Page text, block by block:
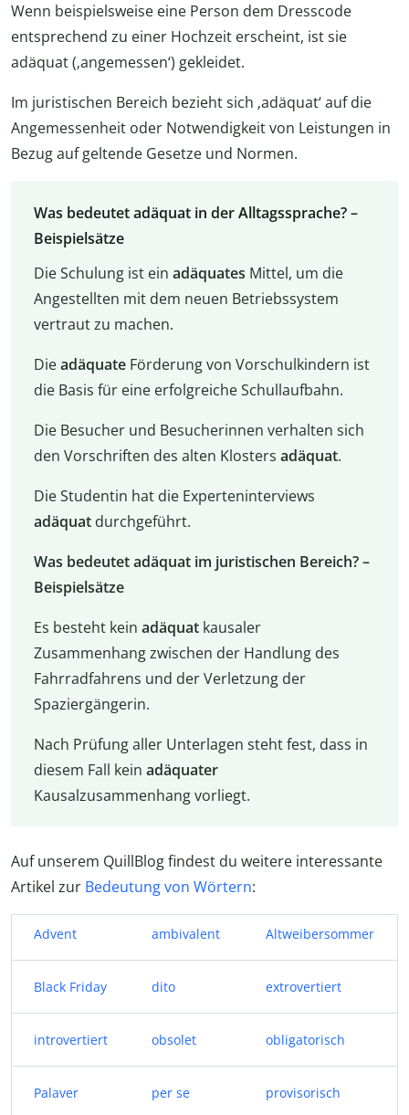
Wenn beispielsweise eine Person dem Dresscode
entsprechend zu einer Hochzeit erscheint, ist sie
adäquat (‚angemessen‘) gekleidet.
Im juristischen Bereich bezieht sich ‚adäquat‘ auf die
Angemessenheit oder Notwendigkeit von Leistungen in
Bezug auf geltende Gesetze und Normen.
Was bedeutet adäquat in der Alltagssprache? –
Beispielsätze
Die Schulung ist ein adäquates Mittel, um die
Angestellten mit dem neuen Betriebssystem
vertraut zu machen.
DieadäquateFörderung von Vorschulkindern ist
die Basis für eine erfolgreiche Schullaufbahn.
Die Besucher und Besucherinnen verhalten sich
den Vorschriften des alten Klosters adäquat.
Die Studentin hat die Experteninterviews
adäquatdurchgeführt.
Was bedeutet adäquat im juristischen Bereich? –
Beispielsätze
Es besteht kein adäquat kausaler
Zusammenhang zwischen der Handlung des
Fahrradfahrens und der Verletzung der
Spaziergängerin.
Nach Prüfung aller Unterlagen steht fest, dass in
diesem Fall kein adäquater
Kausalzusammenhang vorliegt.
Auf unserem QuillBlog findest du weitere interessante
Artikel zur Bedeutung von Wörtern:
Advent ambivalent Altweibersommer
Black Friday dito extrovertiert
introvertiert obsolet obligatorisch
Palaver per se provisorisch